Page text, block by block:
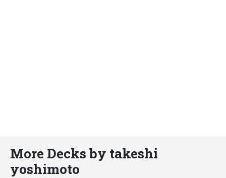
More Decks by takeshi
yoshimoto